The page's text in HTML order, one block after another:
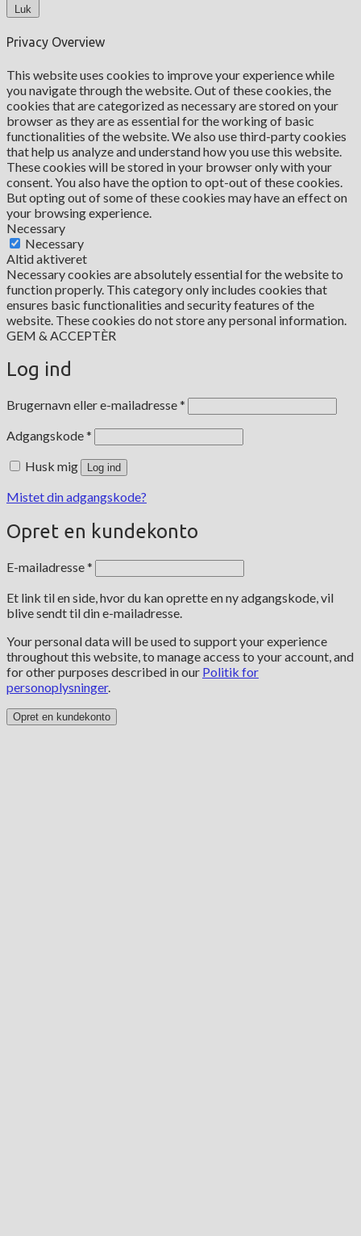
Luk
Privacy Overview
This website uses cookies to improve your experience while
you navigate through the website. Out of these cookies, the
cookies that are categorized as necessary are stored on your
browser as they are as essential for the working of basic
functionalities of the website. We also use third-party cookies
that help us analyze and understand how you use this website.
These cookies will be stored in your browser only with your
consent. You also have the option to opt-out of these cookies.
But opting out of some of these cookies may have an effect on
your browsing experience.
Necessary
Necessary
Altid aktiveret
Necessary cookies are absolutely essential for the website to
function properly. This category only includes cookies that
ensures basic functionalities and security features of the
website. These cookies do not store any personal information.
GEM & ACCEPTÈR
Log ind
Brugernavn eller e-mailadresse*
Adgangskode*
Husk mig Log ind
Mistet din adgangskode?
Opret en kundekonto
E-mailadresse*
Et link til en side, hvor du kan oprette en ny adgangskode, vil
blive sendt til din e-mailadresse.
Your personal data will be used to support your experience
throughout this website, to manage access to your account, and
for other purposes described in our Politik for
personoplysninger.
Opret en kundekonto